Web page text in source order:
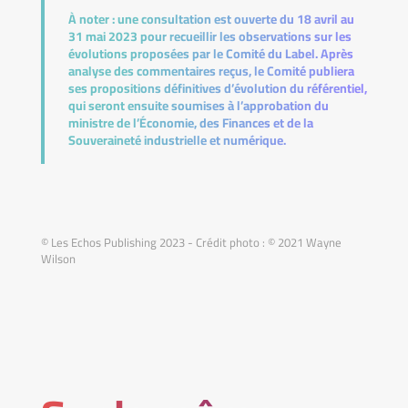
À noter :une consultation est ouverte du 18 avril au
31 mai 2023 pour recueillir les observations sur les
évolutions proposées par le Comité du Label. Après
analyse des commentaires reçus, le Comité publiera
ses propositions définitives d’évolution du référentiel,
qui seront ensuite soumises à l’approbation du
ministre de l’Économie, des Finances et de la
Souveraineté industrielle et numérique.
© Les Echos Publishing 2023 - Crédit photo : © 2021 Wayne
Wilson